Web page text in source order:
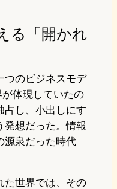
る「開かれ
つのビジネスモデ
体現していたの
占し、小出しにす
発想だった。情報
源泉だった時代
た世界では、その